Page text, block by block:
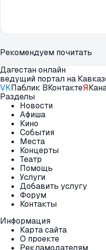
Рекомендуем почитать
Дагестан онлайн
ведущий портал на
VKПаблик ВКонтактеЯ
Разделы
Новости
Афиша
Кино
События
Места
Концерты
Театр
Помощь
Услуги
Добавить услугу
Форум
Контакты
Информация
Карта сайта
О проекте
Рекламодателям